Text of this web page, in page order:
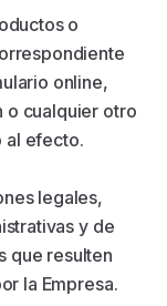
o
online,
o cualquier otro
al efecto.
legales,
y de
que resulten
la Empresa.